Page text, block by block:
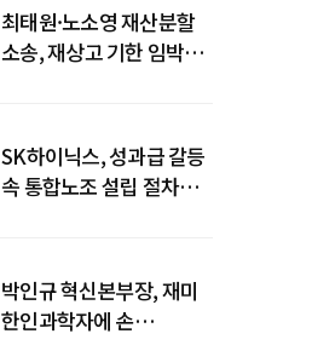
최태원·노소영 재산분할
소송, 재상고 기한 임박…
SK하이닉스, 성과급 갈등
속 통합노조 설립 절차
박인규 혁신본부장, 재미
한인과학자에 손